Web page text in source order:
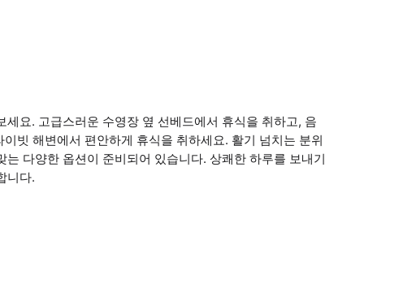
요. 고급스러운 수영장 옆 선베드에서 휴식을 취하고, 음
빗 해변에서 편안하게 휴식을 취하세요. 활기 넘치는 분위
다양한 옵션이 준비되어 있습니다. 상쾌한 하루를 보내기
니다.